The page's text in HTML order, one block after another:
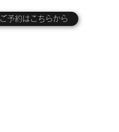
ご予約はこちらから